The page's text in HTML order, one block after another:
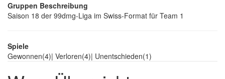
Gruppen Beschreibung
Saison 18 der 99dmg-Liga im Swiss-Format für Team 1
Spiele
Gewonnen(4)| Verloren(4)| Unentschieden(1)